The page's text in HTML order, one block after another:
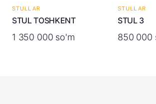
STULLAR
STUL TOSHKENT
1 350 000 so'm
STULLAR
STUL 3
850 000